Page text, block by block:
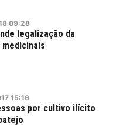
09:28
legalização da
medicinais
15:16
por cultivo ilícito